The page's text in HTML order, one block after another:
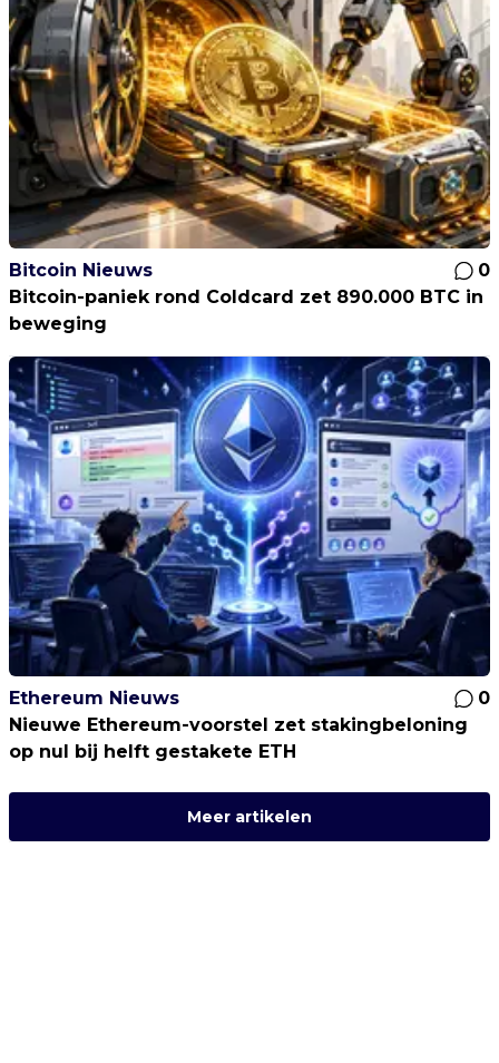
Bitcoin Nieuws
0
Bitcoin-paniek rond Coldcard zet 890.000 BTC in
beweging
Ethereum Nieuws
0
Nieuwe Ethereum-voorstel zet stakingbeloning
op nul bij helft gestakete ETH
Meer artikelen